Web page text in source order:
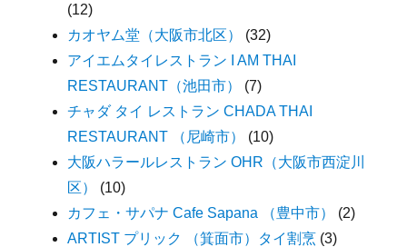
(12)
カオヤム堂（大阪市北区）
(32)
アイエムタイレストラン I AM THAI
RESTAURANT（池田市）
(7)
チャダ タイ レストラン CHADA THAI
RESTAURANT （尼崎市）
(10)
大阪ハラールレストラン OHR（大阪市西淀川
区）
(10)
カフェ・サパナ Cafe Sapana （豊中市）
(2)
ARTIST プリック （箕面市）タイ割烹 (3)